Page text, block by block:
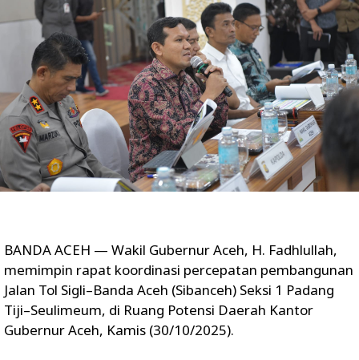
BANDA ACEH — Wakil Gubernur Aceh, H. Fadhlullah,
memimpin rapat koordinasi percepatan pembangunan
Jalan Tol Sigli–Banda Aceh (Sibanceh) Seksi 1 Padang
Tiji–Seulimeum, di Ruang Potensi Daerah Kantor
Gubernur Aceh, Kamis (30/10/2025).